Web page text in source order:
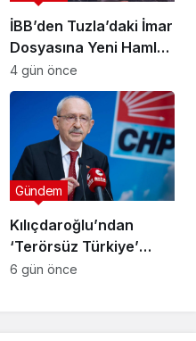
İBB’den Tuzla’daki İmar
Dosyasına Yeni Hamle:
“Mesele Siyaset Değil,
Kamu Yararı”
4 gün önce
Kılıçdaroğlu’ndan
‘Terörsüz Türkiye’
mesajı: ‘Terörün
Gündem
6 gün önce